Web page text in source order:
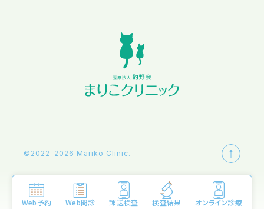
©2022-2026 Mariko Clinic.
Web予約 Web問診 郵送検査 検査結果 オンライン診療